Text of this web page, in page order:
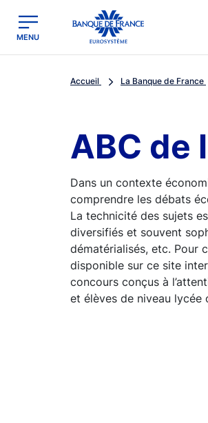
Banque de France - Menu Principal
MENU
Accueil La Banque de France
ABC de
Dans un contexte
comprendre les débats
La technicité des sujets
diversifiés et souvent
dématérialisés, etc. Pour
disponible sur ce site
concours conçus à
et élèves de niveau lycée